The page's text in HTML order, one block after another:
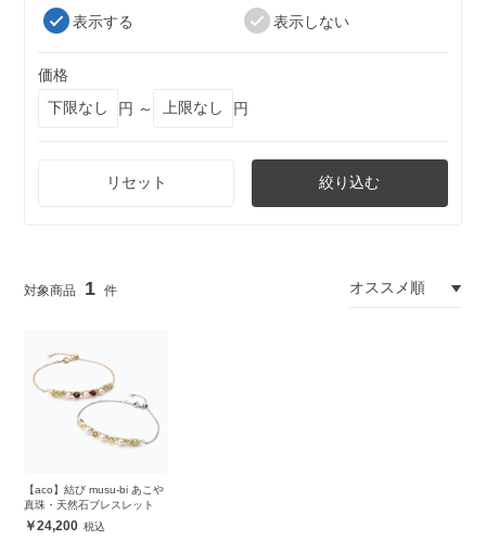
表示する
表示しない
価格
円 ～
円
リセット 絞り込む
1
【aco】結び musu-bi あこや
真珠・天然石ブレスレット
24,200